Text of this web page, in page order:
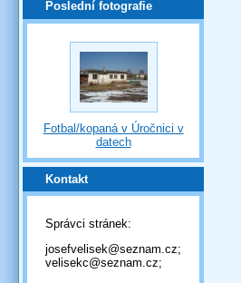
Poslední fotografie
Fotbal/kopaná v Úročnici v
datech
Kontakt
Správci stránek:
josefvelisek@seznam.cz;
velisekc@seznam.cz;